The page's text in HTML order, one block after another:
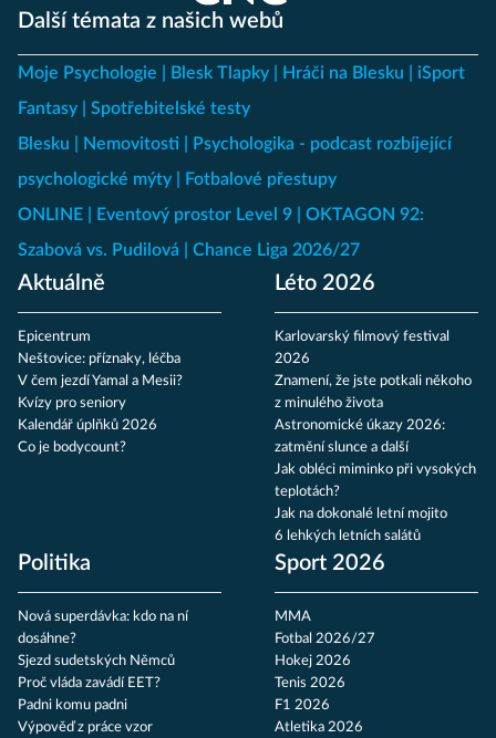
Další témata z našich webů
Moje Psychologie Blesk Tlapky Hráči na Blesku
iSport
Fantasy
Spotřebitelské testy
Blesku
Nemovitosti
Psychologika - podcast rozbíjející
psychologické mýty
Fotbalové přestupy
ONLINE
Eventový prostor Level 9
OKTAGON 92:
Szabová vs. Pudilová
Chance Liga 2026/27
Aktuálně
Epicentrum
Neštovice: příznaky, léčba
V čem jezdí Yamal a Mesii?
Kvízy pro seniory
Kalendář úplňků 2026
Co je bodycount?
Léto 2026
Karlovarský filmový festival
2026
Znamení, že jste potkali někoho
z minulého života
Astronomické úkazy 2026:
zatmění slunce a další
Jak obléci miminko při vysokých
teplotách?
Jak na dokonalé letní mojito
6 lehkých letních salátů
Politika
Nová superdávka: kdo na ní
dosáhne?
Sjezd sudetských Němců
Proč vláda zavádí EET?
Padni komu padni
Výpověď z práce vzor
Sport 2026
MMA
Fotbal 2026/27
Hokej 2026
Tenis 2026
F1 2026
Atletika 2026